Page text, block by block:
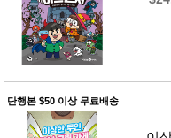
단행본 $50 이상 무료배송